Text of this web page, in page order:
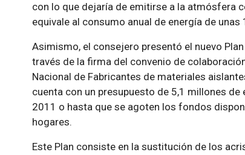
con lo que dejaría de emitirse a la atmósfera
equivale al consumo anual de energía de
Asimismo, el consejero presentó el nuevo
través de la firma del convenio de
Nacional de Fabricantes de materiales
cuenta con un presupuesto de 5,1 millones
2011 o hasta que se agoten los fondos
hogares.
Este Plan consiste en la sustitución de los